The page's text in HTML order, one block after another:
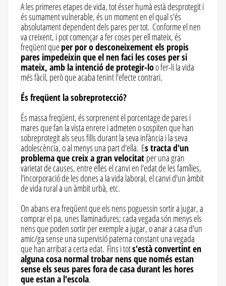
A les primeres etapes de vida, tot ésser humà està desprotegit i
és sumament vulnerable, és un moment en el qual s'és
absolutament dependent dels pares per tot. Conforme el nen
va creixent, i pot començar a fer coses per ell mateix, és
freqüent queper por o desconeixement els propis
pares impedeixin que el nen faci les coses per si
mateix, amb la intenció de protegir-loo fer-li la vida
més fàcil, però que acaba tenint l'efecte contrari.
És freqüent la sobreprotecció?
És massa freqüent, és sorprenent el porcentage de pares i
mares que fan la vista enrere i admeten o sospiten que han
sobreprotegit als seus fills durant la seva infància i la seva
adolescència, o al menys una part d'ella. Es tracta d'un
problema que creix a gran velocitat per una gran
varietat de causes, entre elles el canvi en l'edat de les famílies,
l'incorporació de les dones a la vida laboral, el canvi d'un àmbit
de vida rural a un àmbit urbà, etc.
On abans era freqüent que els nens poguessin sortir a jugar, a
comprar el pa, unes llaminadures; cada vegada són menys els
nens que poden sortir per exemple a jugar, o anar a casa d'un
amic/ga sense una supervisió paterna constant una vegada
que han arribat a certa edat. Fins i tots'està convertint en
alguna cosa normal trobar nens que només estan
sense els seus pares fora de casa durant les hores
que estan a l'escola.